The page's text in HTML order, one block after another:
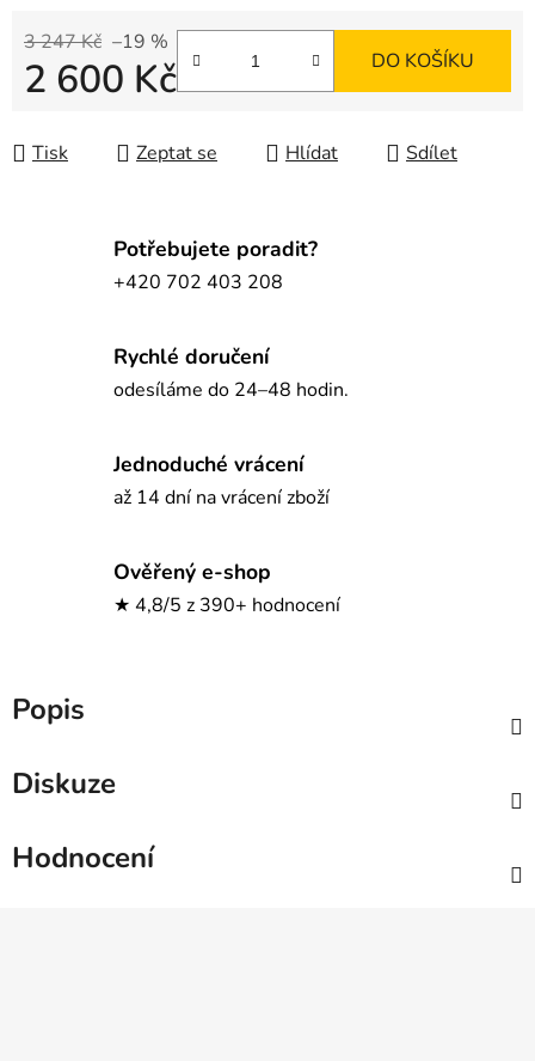
3 247 Kč –19 %
2 600 Kč DO KOŠÍKU
Tisk Zeptat se Hlídat Sdílet
Potřebujete poradit?
+420 702 403 208
Rychlé doručení
odesíláme do 24–48 hodin.
Jednoduché vrácení
až 14 dní na vrácení zboží
Ověřený e-shop
★ 4,8/5 z 390+ hodnocení
Popis
Diskuze
Hodnocení